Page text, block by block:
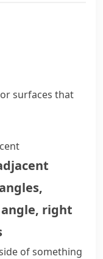
surfaces that
,
, right
of something